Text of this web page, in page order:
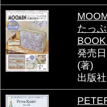
たっ
発売
(著)
出版